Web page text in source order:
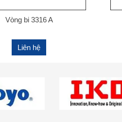
Vòng bi 3316 A
Liên hệ